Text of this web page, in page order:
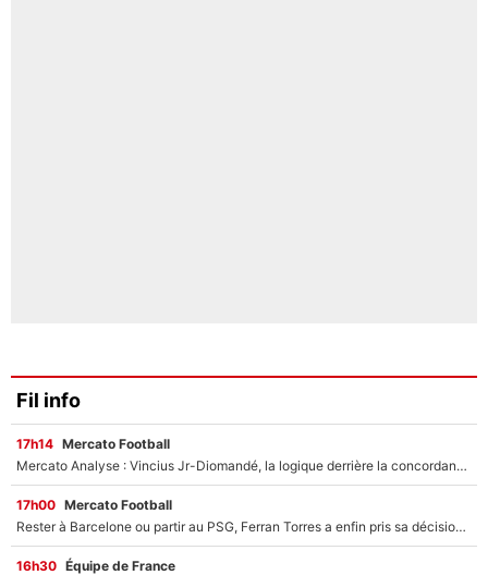
Fil info
17h14 Mercato Football
Mercato Analyse : Vincius Jr-Diomandé, la logique derrière la concordance des temps
17h00 Mercato Football
Rester à Barcelone ou partir au PSG, Ferran Torres a enfin pris sa décision : La course contre la montre est lancée !
16h30 Équipe de France